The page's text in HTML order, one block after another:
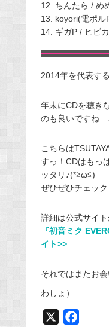
12. ちんたら / め
13. koyori(電ポル
14. ギガP / ヒビ
2014年を代表す
年末にCDを聴き
のも良いですね
こちらは
すっ！CDはもっ
ッタリ♪(*≧ω≦)
ぜひぜひチェッ
詳細は公式サイ
『初音ミク
イト>>
それではまたお
わしょ）